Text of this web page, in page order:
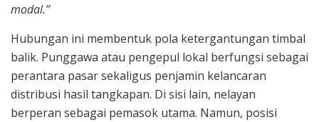
modal.”
Hubungan ini membentuk pola ketergantungan timbal
balik. Punggawa atau pengepul lokal berfungsi sebagai
perantara pasar sekaligus penjamin kelancaran
distribusi hasil tangkapan. Di sisi lain, nelayan
berperan sebagai pemasok utama. Namun, posisi